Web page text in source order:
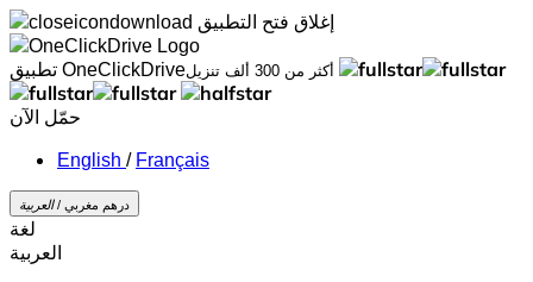
إغلاق فتح التطبيق
تطبيق OneClickDrive
أكثر من 300 ألف تنزيل
حمّل الآن
/ Français
درهم مغربي /‏العربية‏
لغة
‏العربية‏